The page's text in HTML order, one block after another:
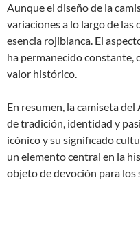
Aunque el diseño de la
variaciones a lo largo de las
esencia rojiblanca. El
ha permanecido constante,
valor histórico.
En resumen, la camiseta
de tradición, identidad y
icónico y su significado
un elemento central en la
objeto de devoción para los